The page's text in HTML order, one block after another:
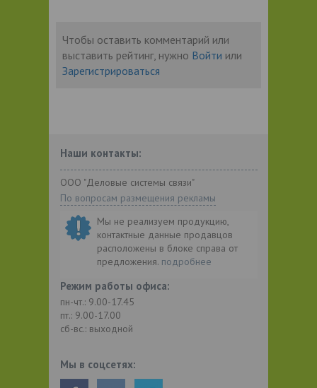
Чтобы оставить комментарий или
выставить рейтинг, нужно Войти или
Зарегистрироваться
Наши контакты:
ООО "Деловые системы связи"
По вопросам размещения рекламы
Мы не реализуем продукцию,
контактные данные продавцов
расположены в блоке справа от
предложения. подробнее
Режим работы офиса:
пн-чт.: 9.00-17.45
пт.: 9.00-17.00
сб-вс.: выходной
Мы в соцсетях: